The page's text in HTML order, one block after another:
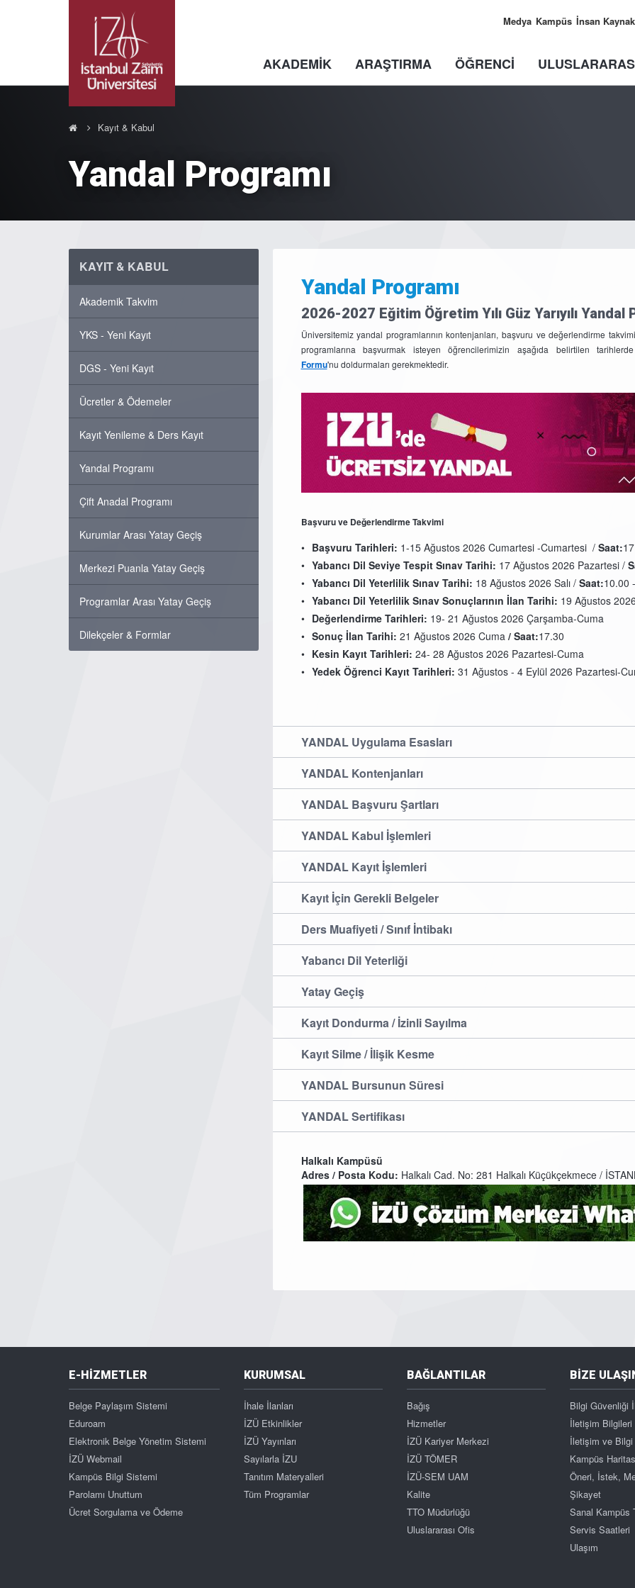
Medya Kampüs İnsan
AKADEMİK ARAŞTIRMA ÖĞRENCİ
Kayıt & Kabul
Yandal Programı
KAYIT & KABUL
Akademik Takvim
YKS - Yeni Kayıt
DGS - Yeni Kayıt
Ücretler & Ödemeler
Kayıt Yenileme & Ders Kayıt
Yandal Programı
Çift Anadal Programı
Kurumlar Arası Yatay Geçiş
Merkezi Puanla Yatay Geçiş
Programlar Arası Yatay Geçiş
Dilekçeler & Formlar
Yandal Programı
2026-2027 Eğitim Öğretim Yılı Güz Yarıyılı Yandal
Üniversitemiz yandal programlarının kontenjanları, başvuru ve değerlendirme
programlarına başvurmak isteyen öğrencilerimizin aşağıda belirtilen
Formu'nu doldurmaları gerekmektedir.
Başvuru ve Değerlendirme Takvimi
Başvuru Tarihleri: 1-15 Ağustos 2026 Cumartesi -Cumartesi / Saat:
Yabancı Dil Seviye Tespit Sınav Tarihi: 17 Ağustos 2026 Pazartesi /
Yabancı Dil Yeterlilik Sınav Tarihi: 18 Ağustos 2026 Salı / Saat:10.00
Yabancı Dil Yeterlilik Sınav Sonuçlarının İlan Tarihi: 19 Ağustos
Değerlendirme Tarihleri: 19- 21 Ağustos 2026 Çarşamba-Cuma
Sonuç İlan Tarihi: 21 Ağustos 2026 Cuma/ Saat:17.30
Kesin Kayıt Tarihleri: 24- 28 Ağustos 2026 Pazartesi-Cuma
Yedek Öğrenci Kayıt Tarihleri: 31 Ağustos - 4 Eylül 2026 Pazartesi-
YANDAL Uygulama Esasları
YANDAL Kontenjanları
YANDAL Başvuru Şartları
YANDAL Kabul İşlemleri
YANDAL Kayıt İşlemleri
Kayıt İçin Gerekli Belgeler
Ders Muafiyeti / Sınıf İntibakı
Yabancı Dil Yeterliği
Yatay Geçiş
Kayıt Dondurma / İzinli Sayılma
Kayıt Silme / İlişik Kesme
YANDAL Bursunun Süresi
YANDAL Sertifikası
Halkalı Kampüsü
Adres / Posta Kodu: Halkalı Cad. No: 281 Halkalı Küçükçekmece /
E-HİZMETLER
Belge Paylaşım Sistemi
Eduroam
Elektronik Belge Yönetim Sistemi
İZÜ Webmail
Kampüs Bilgi Sistemi
Parolamı Unuttum
Ücret Sorgulama ve Ödeme
KURUMSAL
İhale İlanları
İZÜ Etkinlikler
İZÜ Yayınları
Sayılarla İZU
Tanıtım Materyalleri
Tüm Programlar
BAĞLANTILAR
Bağış
Hizmetler
İZÜ Kariyer Merkezi
İZÜ TÖMER
İZÜ-SEM UAM
Kalite
TTO Müdürlüğü
Uluslararası Ofis
BİZE
Bilgi Güvenliği
İletişim Bilgileri
İletişim ve
Kampüs
Öneri, İstek,
Şikayet
Sanal Kampüs
Servis Saatleri
Ulaşım